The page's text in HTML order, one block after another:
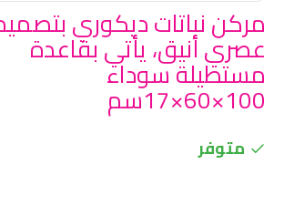
مركن نباتات ديكوري
عصري أنيق، يأتي بقاعدة
مستطيلة سوداء
100×60×17سم
متوفر